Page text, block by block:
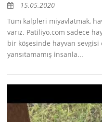
15.05.2020
Tüm kalpleri miyavlatmak,
varız. Patiliyo.com sadece
bir köşesinde hayvan
yansıtamamış insanla...